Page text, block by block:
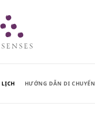
HƯỚNG DẪN DI CHUYỂN